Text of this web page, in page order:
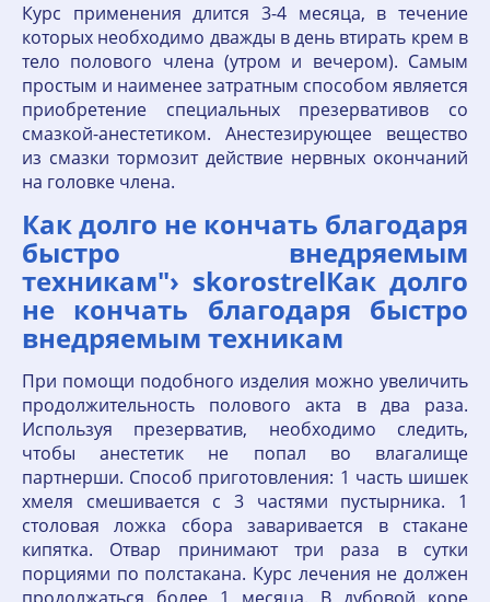
Курс применения длится 3-4 месяца, в течение
которых необходимо дважды в день втирать крем в
тело полового члена (утром и вечером). Самым
простым и наименее затратным способом является
приобретение специальных презервативов со
смазкой-анестетиком. Анестезирующее вещество
из смазки тормозит действие нервных окончаний
на головке члена.
Как долго не кончать благодаря
быстро внедряемым
техникам"› skorostrelКак долго
не кончать благодаря быстро
внедряемым техникам
При помощи подобного изделия можно увеличить
продолжительность полового акта в два раза.
Используя презерватив, необходимо следить,
чтобы анестетик не попал во влагалище
партнерши. Способ приготовления: 1 часть шишек
хмеля смешивается с 3 частями пустырника. 1
столовая ложка сбора заваривается в стакане
кипятка. Отвар принимают три раза в сутки
порциями по полстакана. Курс лечения не должен